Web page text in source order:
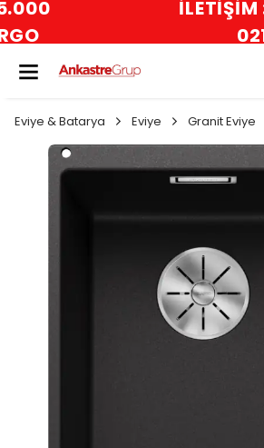
İLETİŞİM : 0532
0216 594 83
Eviye & Batarya Eviye Granit Eviye